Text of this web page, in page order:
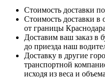
Стоимость доставки
Стоимость доставки в
от границы
Доставим ваш заказ в
до приезда наш
Доставку в другие
транспортной
исходя из веса и